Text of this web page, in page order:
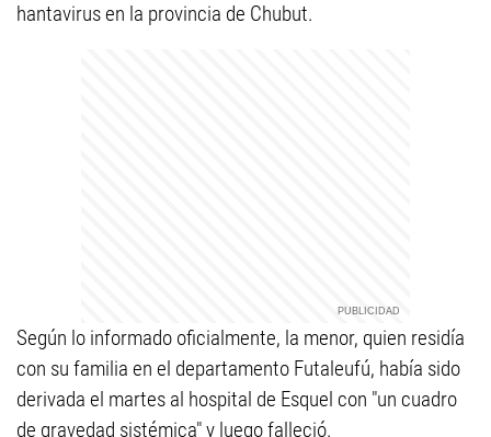
hantavirus en la provincia de Chubut.
Según lo informado oficialmente, la menor, quien residía
con su familia en el departamento Futaleufú, había sido
derivada el martes al hospital de Esquel con "un cuadro
de gravedad sistémica" y luego falleció.